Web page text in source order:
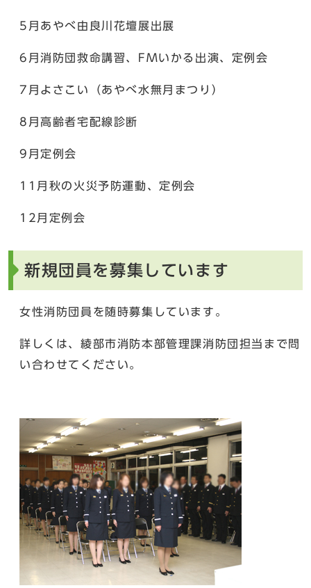
5月あやべ由良川花壇展出展
6月消防団救命講習、FMいかる出演、定例会
7月よさこい（あやべ水無月まつり）
8月高齢者宅配線診断
9月定例会
11月秋の火災予防運動、定例会
12月定例会
新規団員を募集しています
女性消防団員を随時募集しています。
詳しくは、綾部市消防本部管理課消防団担当まで問
い合わせてください。